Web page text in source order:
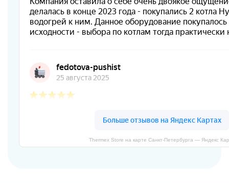
Thermex Store на карте Санкт‑Петербурга — Яндекс